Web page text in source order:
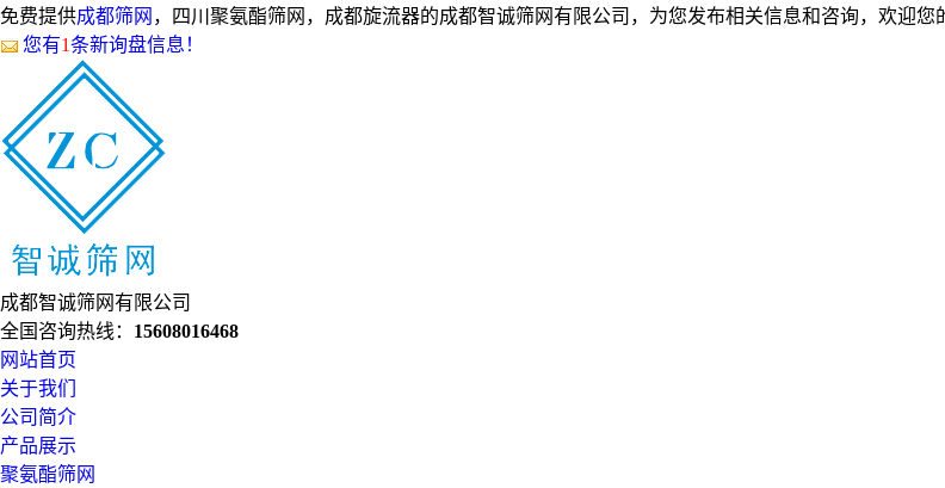
免费提供成都筛网 ，四川聚氨酯筛网，成都旋流器的成都智诚筛网有限公司，为您发布相关信息和咨询，欢迎您
您有1条新询盘信息！
成都智诚筛网有限公司
全国咨询热线： 15608016468
网站首页
关于我们
公司简介
产品展示
聚氨酯筛网